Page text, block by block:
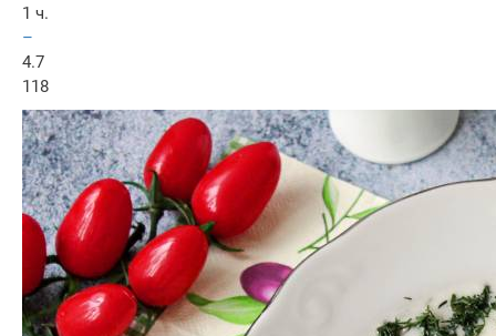
1 ч.
–
4.7
118